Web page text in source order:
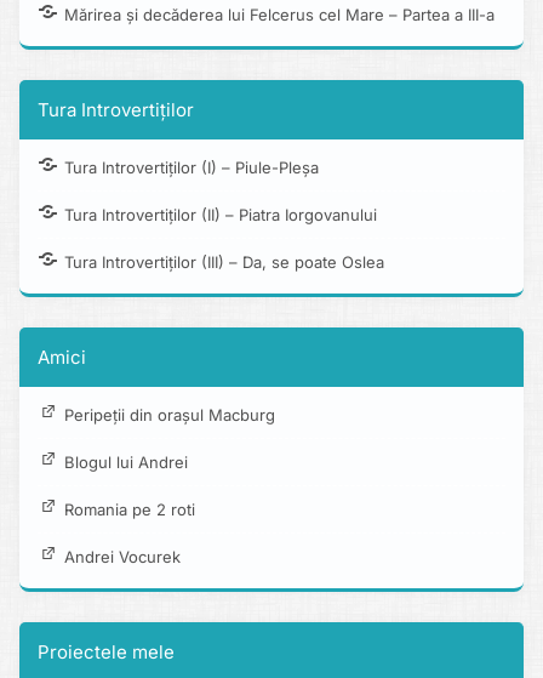
Mărirea și decăderea lui Felcerus cel Mare – Partea a III-a
Tura Introvertiților
Tura Introvertiților (I) – Piule-Pleșa
Tura Introvertiților (II) – Piatra Iorgovanului
Tura Introvertiților (III) – Da, se poate Oslea
Amici
Peripeții din orașul Macburg
Blogul lui Andrei
Romania pe 2 roti
Andrei Vocurek
Proiectele mele